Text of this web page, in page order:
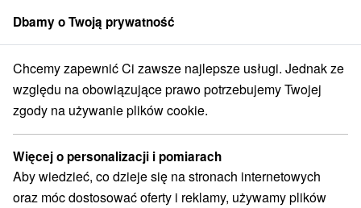
członek grupySorger
Západné Slovensko Trenčiansky kraj Trenčín Zamek Trencin
Zamek Trencin
Wyświetl stronę internetową Przejdź do
Dbamy o Twoją prywatność
Chcemy zapewnić Ci zawsze najlepsze usługi. Jednak ze
względu na obowiązujące prawo potrzebujemy Twojej
zgody na używanie plików cookie.
Więcej o personalizacji i pomiarach
Aby wiedzieć, co dzieje się na stronach internetowych
oraz móc dostosować oferty i reklamy, używamy plików